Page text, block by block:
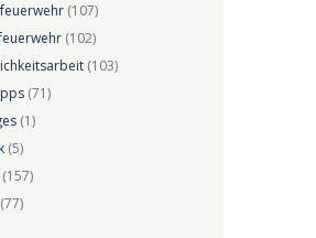
(107)
(102)
(103)
(71)
(1)
(5)
(157)
(77)